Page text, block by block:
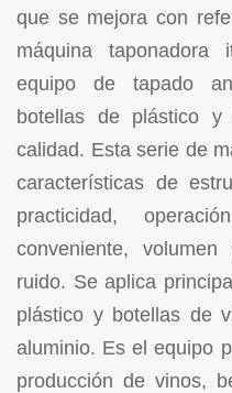
que se mejora con
máquina taponadora
equipo de tapado
botellas de plástico
calidad. Esta serie de
características de
practicidad,
conveniente,
ruido. Se aplica
plástico y botellas de
aluminio. Es el equipo
producción de vinos,